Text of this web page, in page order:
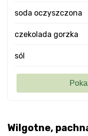
Wilgotne,
soda oczyszczona
czekolada gorzka
sól